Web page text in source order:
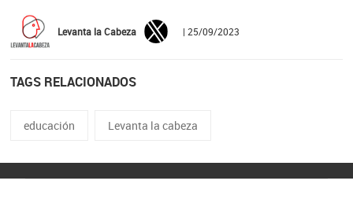
Levanta la Cabeza | 25/09/2023
TAGS RELACIONADOS
educación Levanta la cabeza